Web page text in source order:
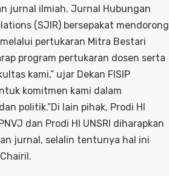
jurnal ilmiah. Jurnal Hubungan
(SJIR) bersepakat mendorong
pertukaran Mitra Bestari
program pertukaran dosen serta
kami,” ujar Dekan FISIP
komitmen kami dalam
politik.”Di lain pihak, Prodi HI
dan Prodi HI UNSRI diharapkan
jurnal, selalin tentunya hal ini